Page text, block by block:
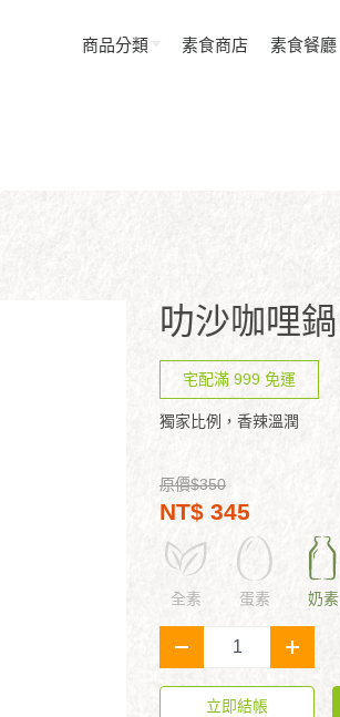
商品分類 素食商店 素食餐廳
叻沙咖哩鍋
宅配滿 999 免運
獨家比例，香辣溫潤
原價$350
NT$ 345
全素 蛋素 奶素
- +
立即結帳